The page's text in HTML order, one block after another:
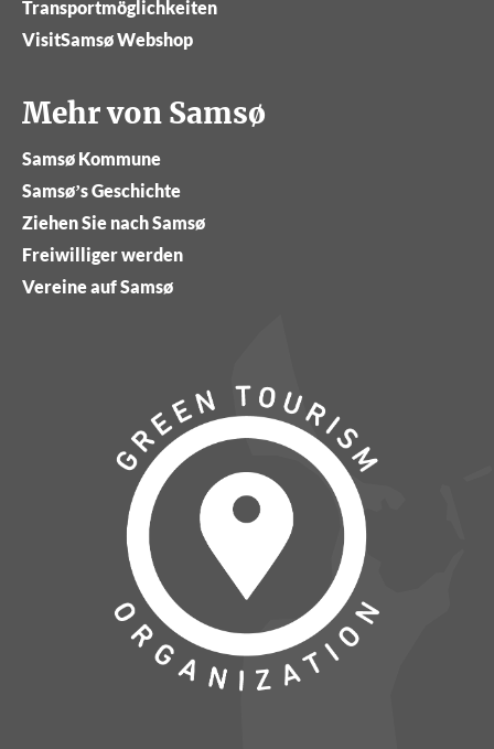
Transportmöglichkeiten
VisitSamsø Webshop
Mehr von Samsø
Samsø Kommune
Samsø’s Geschichte
Ziehen Sie nach Samsø
Freiwilliger werden
Vereine auf Samsø